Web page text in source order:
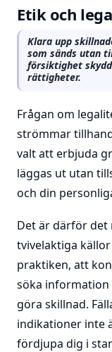
Etik och
Klara upp
som sänds utan
försiktighet
rättigheter.
Frågan om
strömmar
valt att erbjuda
läggas ut utan
och din
Det är därför det
tvivelaktiga
praktiken, att
söka
göra skillnad.
indikationer inte
fördjupa dig i